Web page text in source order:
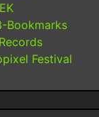
Bookmarks
Festival